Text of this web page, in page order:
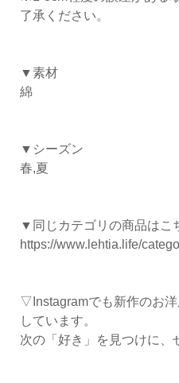
了承ください。
▼素材
綿
▼シーズン
春,夏
▼同じカテゴリの商品はこ
https://www.lehtia.life/
▽Instagramでも新作のお
しています。
次の「好き」を見つけに、